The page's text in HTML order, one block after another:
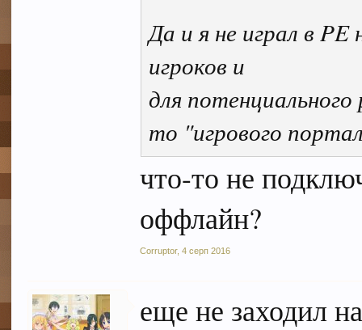
Да и я не играл в PE
игроков и
для
то "игрового
что-то не
оффлайн?
Corruptor,4 серп 2016
еще не заходил